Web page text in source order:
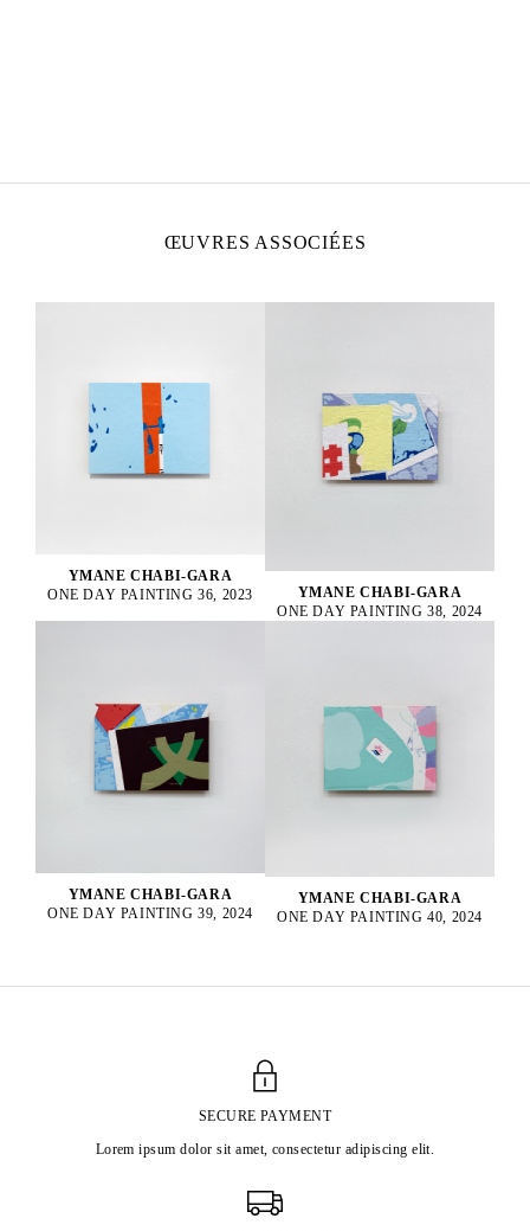
ŒUVRES ASSOCIÉES
YMANE CHABI-GARA
ONE DAY PAINTING 36, 2023
YMANE CHABI-GARA
ONE DAY PAINTING 38, 2024
YMANE CHABI-GARA
ONE DAY PAINTING 39, 2024
YMANE CHABI-GARA
ONE DAY PAINTING 40, 2024
SECURE PAYMENT
Lorem ipsum dolor sit amet, consectetur adipiscing elit.